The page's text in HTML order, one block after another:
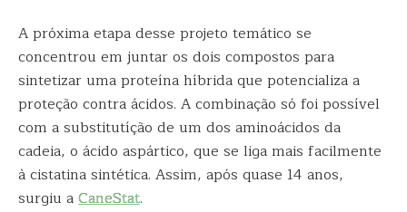
A próxima etapa desse projeto temático se
concentrou em juntar os dois compostos para
sintetizar uma proteína híbrida que potencializa a
proteção contra ácidos. A combinação só foi possível
com a substitutíção de um dos aminoácidos da
cadeia, o ácido aspártico, que se liga mais facilmente
à cistatina sintética. Assim, após quase 14 anos,
surgiu aCaneStat.